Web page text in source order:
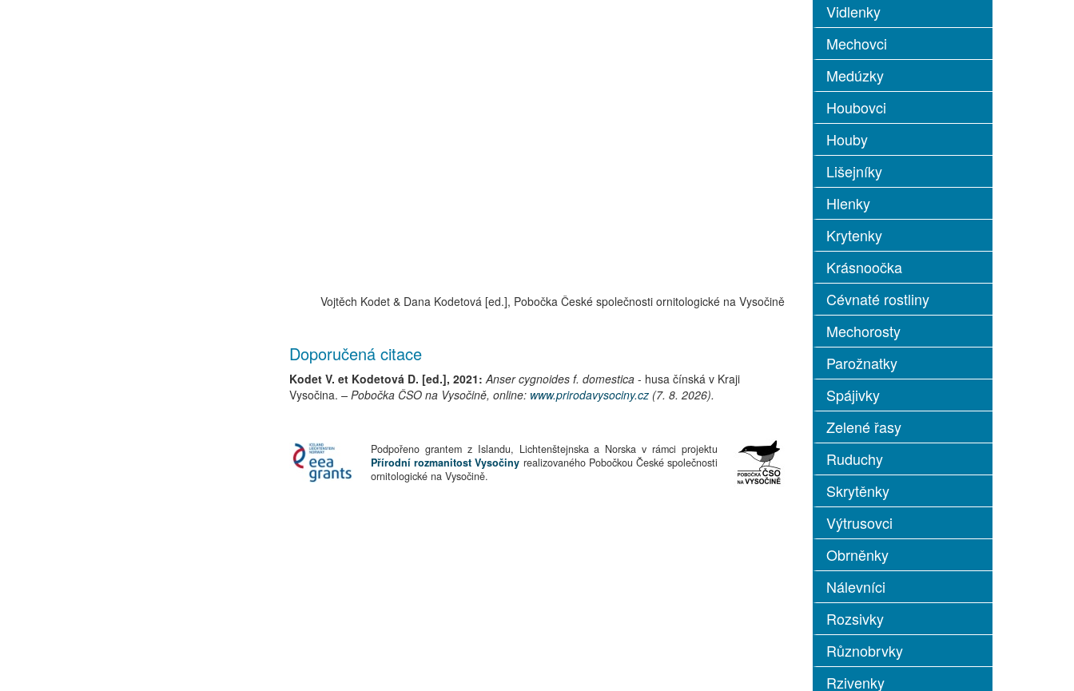
Vidlenky
Mechovci
Medúzky
Houbovci
Houby
Lišejníky
Hlenky
Krytenky
Krásnoočka
Cévnaté rostliny
Mechorosty
Parožnatky
Spájivky
Zelené řasy
Ruduchy
Skrytěnky
Výtrusovci
Obrněnky
Nálevníci
Rozsivky
Různobrvky
Rzivenky
Vojtěch Kodet & Dana Kodetová [ed.], Pobočka České společnosti ornitologické na Vysočině
Doporučená citace
Kodet V. et Kodetová D. [ed.], 2021: Anser cygnoides f. domestica - husa čínská v Kraji
Vysočina. – Pobočka ČSO na Vysočině, online: www.prirodavysociny.cz (7. 8. 2026).
Podpořeno grantem z Islandu, Lichtenštejnska a Norska v rámci projektu
Přírodní rozmanitost Vysočiny realizovaného Pobočkou České společnosti
ornitologické na Vysočině.